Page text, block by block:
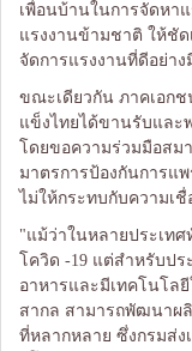
เพื่อนบ้านในการจัดหา
แรงงานข้ามชาติ ให้ชั
จัดการแรงงานที่ดีอย่า
ขณะเดียวกัน ภาคเอกช
แข็งไทยได้ขานรับและ
โดยขอความร่วมมือสม
มาตรการป้องกันการแพ
ไม่ให้กระทบกับความเ
"แม้ว่าในหลายประเท
โควิด -19 แต่สำหรับปร
อาหารและมีเทคโนโ
สากล สามารถพัฒนาผ
ที่หลากหลาย ซึ่งกรมส่ง